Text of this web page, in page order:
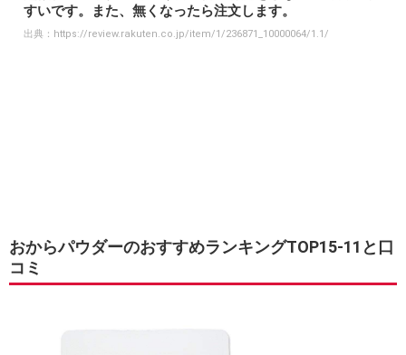
すいです。また、無くなったら注文します。
出典： https://review.rakuten.co.jp/item/1/236871_10000064/1.1/
おからパウダーのおすすめランキングTOP15-11と口
コミ